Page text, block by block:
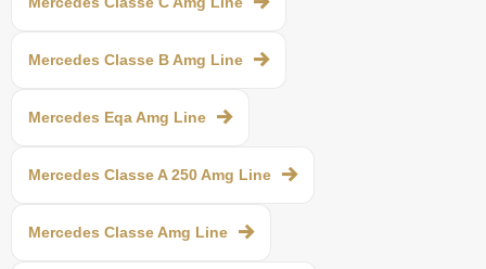
Mercedes Classe B Amg Line
Mercedes Eqa Amg Line
Mercedes Classe A 250 Amg Line
Mercedes Classe Amg Line